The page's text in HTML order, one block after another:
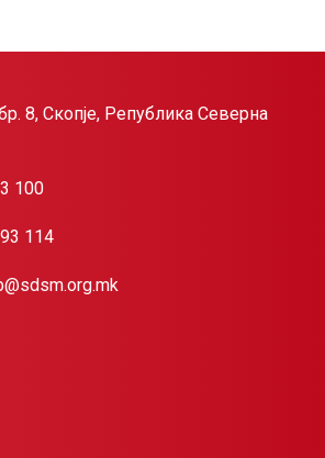
8, Скопје, Република Северна
100
114